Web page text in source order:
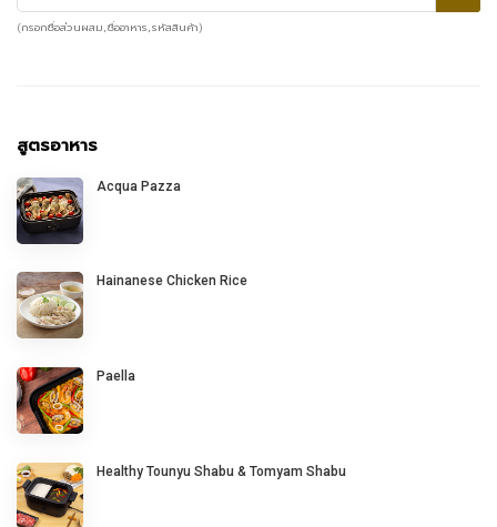
(กรอกชื่อส่วนผสม, ชื่ออาหาร, รหัสสินค้า)
สูตรอาหาร
Acqua Pazza
Hainanese Chicken Rice
Paella
Healthy Tounyu Shabu & Tomyam Shabu